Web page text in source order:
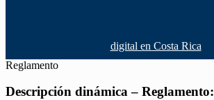
digital en Costa Rica
Reglamento
Descripción dinámica – Reglamento: